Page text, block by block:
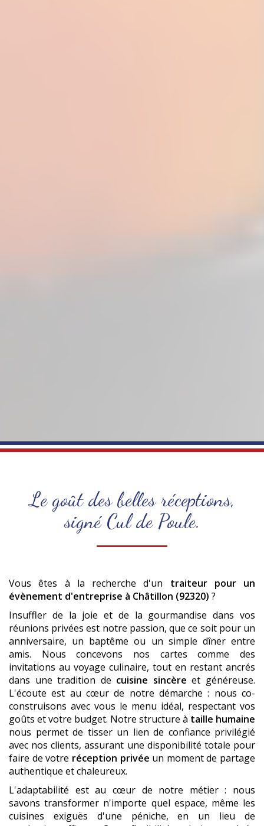
Le goût des belles réceptions,
signé Cul de Poule.
Vous êtes à la recherche d'un traiteur pour un
évènement d'entreprise à Châtillon (92320) ?
Insuffler de la joie et de la gourmandise dans vos
réunions privées est notre passion, que ce soit pour un
anniversaire, un baptême ou un simple dîner entre
amis. Nous concevons nos cartes comme des
invitations au voyage culinaire, tout en restant ancrés
dans une tradition de cuisine sincère et généreuse.
L'écoute est au cœur de notre démarche : nous co-
construisons avec vous le menu idéal, respectant vos
goûts et votre budget. Notre structure à taille humaine
nous permet de tisser un lien de confiance privilégié
avec nos clients, assurant une disponibilité totale pour
faire de votre réception privée un moment de partage
authentique et chaleureux.
L'adaptabilité est au cœur de notre métier : nous
savons transformer n'importe quel espace, même les
cuisines exiguës d'une péniche, en un lieu de